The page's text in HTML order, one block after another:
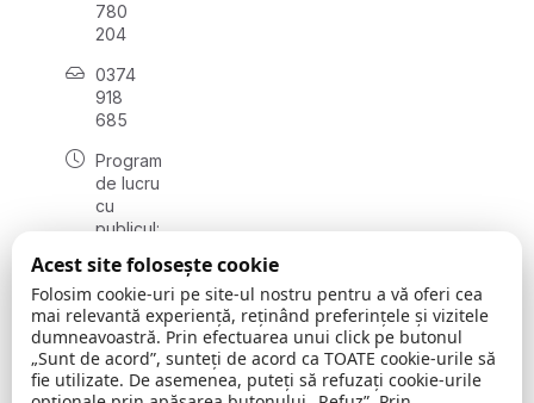
780
204
0374
918
685
Program
de lucru
cu
publicul:
08:00 -
16:30
, vineri:
08:00 -
14:00
Acest site folosește cookie
Folosim cookie-uri pe site-ul nostru pentru a vă oferi cea
mai relevantă experiență, reținând preferințele și vizitele
dumneavoastră. Prin efectuarea unui click pe butonul
„Sunt de acord”, sunteți de acord ca TOATE cookie-urile să
fie utilizate. De asemenea, puteți să refuzați cookie-urile